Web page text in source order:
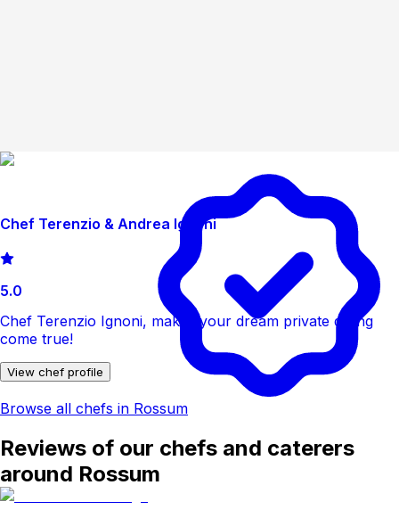
Chef Terenzio & Andrea Ignoni
5.0
Chef Terenzio Ignoni, makes your dream private dining
come true!
View chef profile
Browse all chefs in Rossum
Reviews of our chefs and caterers
around Rossum